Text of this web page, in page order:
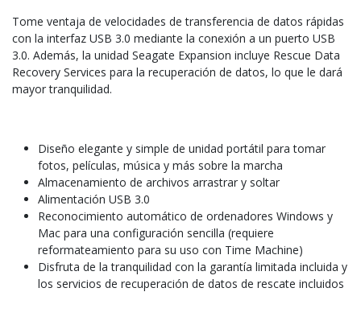
Tome ventaja de velocidades de transferencia de datos rápidas
con la interfaz USB 3.0 mediante la conexión a un puerto USB
3.0. Además, la unidad Seagate Expansion incluye Rescue Data
Recovery Services para la recuperación de datos, lo que le dará
mayortranquilidad.
Diseño elegante y simple de unidad portátil para tomar
fotos, películas, música y más sobre la marcha
Almacenamiento de archivos arrastrar y soltar
Alimentación USB 3.0
Reconocimiento automático de ordenadores Windows y
Mac para una configuración sencilla (requiere
reformateamiento para su uso con Time Machine)
Disfruta de la tranquilidad con la garantía limitada incluida y
los servicios de recuperación de datos de rescate incluidos